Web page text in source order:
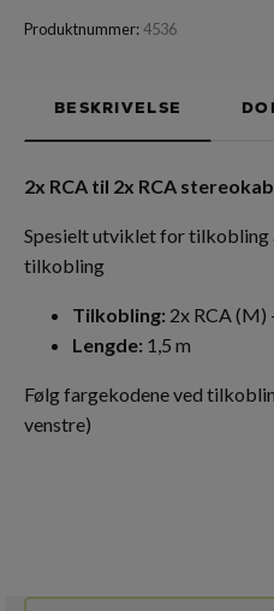
Produktnummer:4536
BESKRIVELSE
2x RCA til 2x RCA
Spesielt utviklet for tilkobling
tilkobling
Tilkobling: 2x RCA (M)
Lengde: 1,5 m
Følg fargekodene ved
venstre)